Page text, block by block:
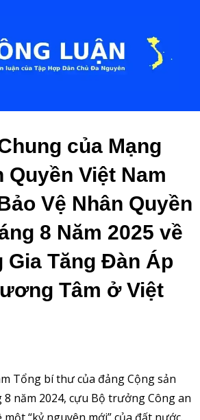
của Mạng
Việt Nam
Vệ Nhân Quyền
8 Năm 2025 về
Gia Tăng Đàn Áp
Tâm ở Việt
Tổng bí thư của đảng Cộng sản
năm 2024, cựu Bộ trưởng Công an